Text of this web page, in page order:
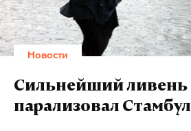
Новости
Сильнейший ливень
парализовал Стамбул